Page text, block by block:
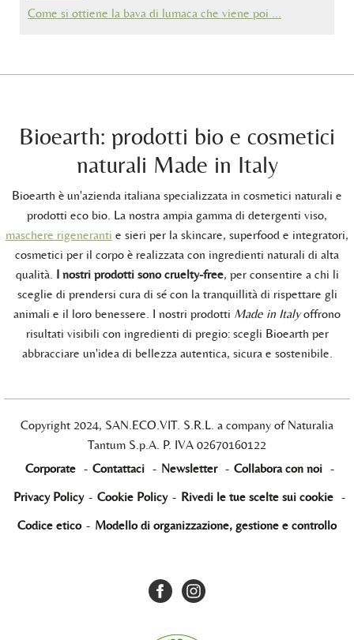
Come si ottiene la bava di lumaca che viene poi …
Bioearth: prodotti bio e cosmetici
naturali Made in Italy
Bioearth è un'azienda italiana specializzata in cosmetici naturali e
prodotti eco bio. La nostra ampia gamma di detergenti viso,
maschere rigeneranti e sieri per la skincare, superfood e integratori,
cosmetici per il corpo è realizzata con ingredienti naturali di alta
qualità. I nostri prodotti sono cruelty-free, per consentire a chi li
sceglie di prendersi cura di sé con la tranquillità di rispettare gli
animali e il loro benessere. I nostri prodotti Made in Italyoffrono
risultati visibili con ingredienti di pregio: scegli Bioearth per
abbracciare un'idea di bellezza autentica, sicura e sostenibile.
Copyright 2024, SAN.ECO.VIT. S.R.L. a company of Naturalia
Tantum S.p.A. P. IVA 02670160122
Corporate - Contattaci - Newsletter - Collabora con noi -
Privacy Policy - Cookie Policy - Rivedi le tue scelte sui cookie -
Codice etico - Modello di organizzazione, gestione e controllo